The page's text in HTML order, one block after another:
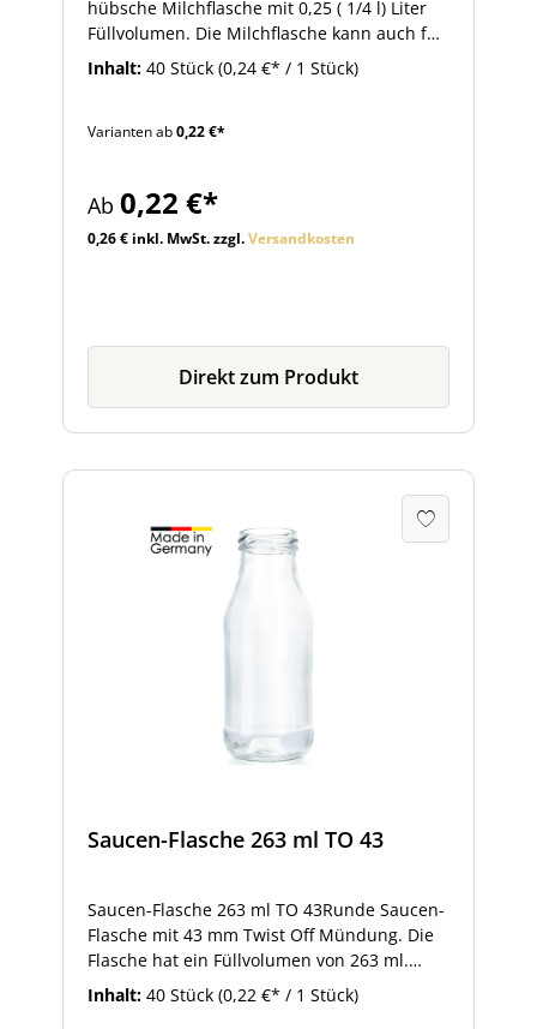
hübsche Milchflasche mit 0,25 ( 1/4 l) Liter
Füllvolumen. Die Milchflasche kann auch für
Säfte und Sirup verwendet werden.
Besonders beliebt ist die Flasche zum
Milchflasche ist zur Heißabfüllung geeignet.
Schraubverschlüsse für die Flasche mit 43
mm Twist-Off-Mündung und
Inhalt: 40 Stück (0,24 €* / 1 Stück)
Varianten ab0,22 €*
Ab 0,22 €*
0,26 € inkl. MwSt. zzgl.Versandkosten
Direkt zum Produkt
Saucen-Flasche 263 ml TO 43
Saucen-Flasche 263 ml TO 43Runde Saucen-
Flasche mit 43 mm Twist Off Mündung. Die
Flasche hat ein Füllvolumen von 263 ml.
Eignet sich zur Abfüllung von Dicksäften,
Smoothies oder Milchprodukten. Auch für
Inhalt: 40 Stück (0,22 €* / 1 Stück)